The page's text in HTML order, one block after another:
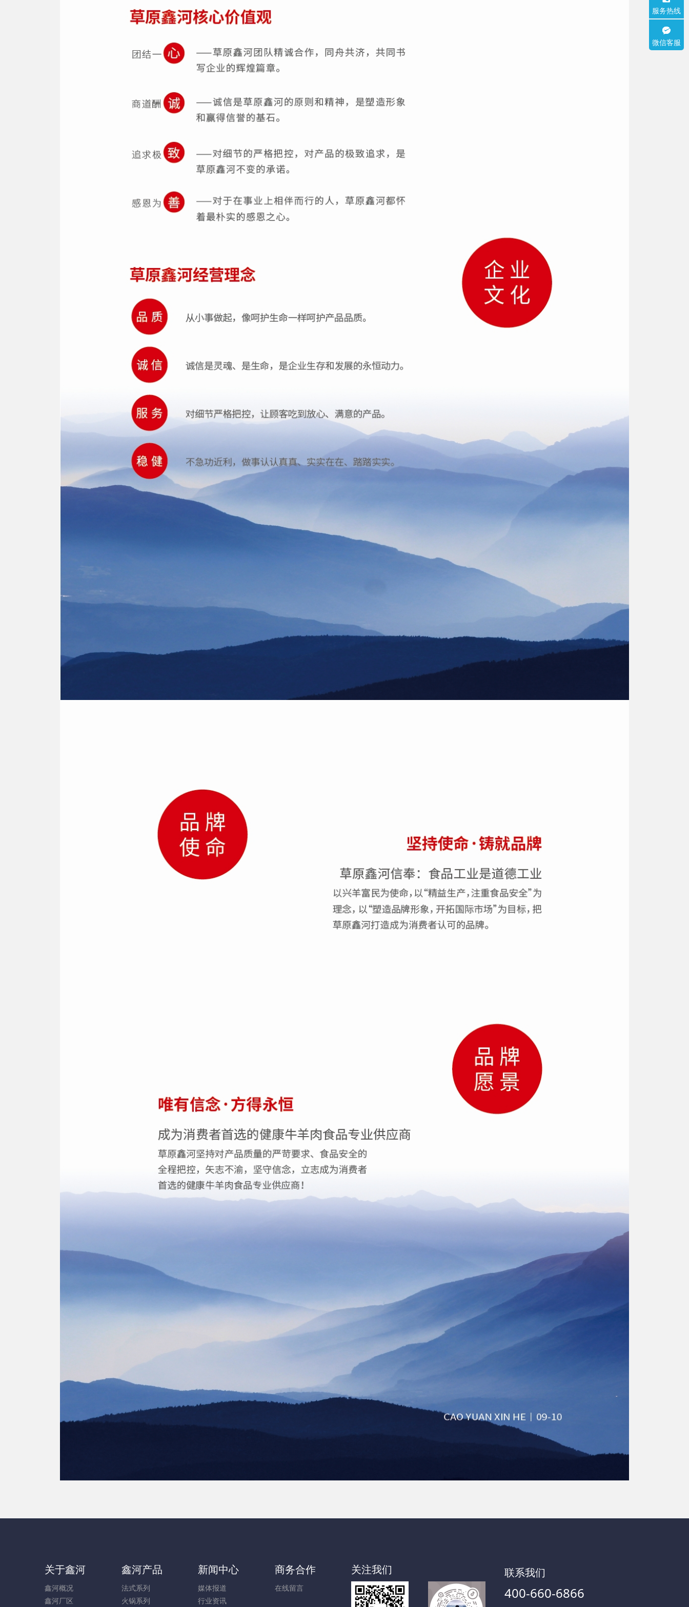
关于鑫河
鑫河概况
鑫河厂区
鑫河产品
法式系列
火锅系列
新闻中心
媒体报道
行业资讯
商务合作
在线留言
关注我们 联系我们
400-660-6866
服务热线
微信客服